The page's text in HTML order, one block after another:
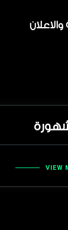
والاعلان
VIEW